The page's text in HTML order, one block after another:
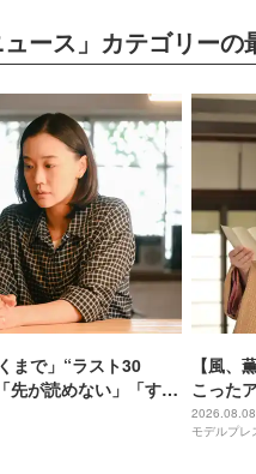
ュース」カテゴリーの
まで」“ラスト30
先が読めない」「すご
視聴者騒然【ネタバ
【風、
こった
モデルプレ